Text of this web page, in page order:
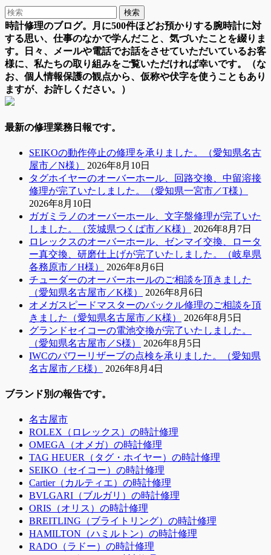
時計修理のブログ。月に500件ほどお預かりする腕時計に対
する思い、仕事のなかで学んだこと、気づいたことを綴りま
す。日々、メールや電話でお話をさせていただいているお客
様に、私たちの取り組みをご覧いただければ幸いです。（な
お、個人情報保護の観点から、仮称や伏字を使うこともあり
ますが、お許しください。）
最新の修理業務日報です。
SEIKOの動作停止の修理を承りました。（愛知県名古
屋市／N様）
2026年8月10日
タグホイヤーのオーバーホール、回路交換、中留溶接
修理が完了いたしました。（愛知県一宮市／T様）
2026年8月10日
ガガミラノのオーバーホール、文字盤修理が完了いた
しました。（茨城県つくば市／K様）
2026年8月7日
ロレックスのオーバーホール、ゼンマイ交換、ロータ
ー真交換、研磨仕上げが完了いたしました。（岐阜県
各務原市／H様）
2026年8月6日
チューダーのオーバーホールのご相談を頂きました
（愛知県名古屋市／K様）
2026年8月6日
オメガスピードマスターのバックル修理のご相談を頂
きました（愛知県名古屋市／K様）
2026年8月5日
グランドセイコーの電池交換が完了いたしました。
（愛知県名古屋市／S様）
2026年8月5日
IWCのパワーリザーブの点検を承りました。（愛知県
名古屋市／E様）
2026年8月4日
ブランド別の報告です。
名古屋市
ROLEX（ロレックス）の時計修理
OMEGA（オメガ）の時計修理
TAG HEUER（タグ・ホイヤー）の時計修理
SEIKO（セイコー）の時計修理
Cartier（カルティエ）の時計修理
BVLGARI（ブルガリ）の時計修理
ORIS（オリス）の時計修理
BREITLING（ブライトリング）の時計修理
HAMILTON（ハミルトン）の時計修理
RADO（ラドー）の時計修理